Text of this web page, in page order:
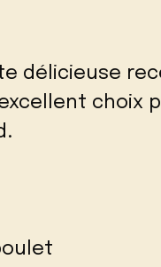
délicieuse
choix